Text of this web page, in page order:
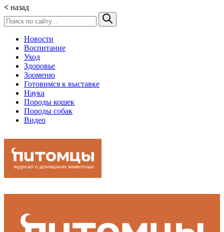
< назад
Новости
Воспитание
Уход
Здоровье
Зооменю
Готовимся к выставке
Наука
Породы кошек
Породы собак
Видео